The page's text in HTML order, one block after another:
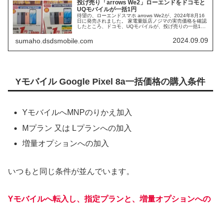
投げ売り「arrows We2」ローエンドをドコモと
UQモバイルが一括1円
待望の、ローエンドスマホ arrows We2が、2024年8月16
日に発売されました。 家電量販店ノジマの実売価格を確認
したところ、ドコモ、UQモバイルが、投げ売りの一括1円
に、使い勝手の良いスマホが、投げ売りでの販売となって
います。
sumaho.dsdsmobile.com 2024.09.09
Yモバイル Google Pixel 8a一括価格の購入条件
YモバイルへMNPのりかえ加入
Mプラン 又は Lプランへの加入
増量オプションへの加入
いつもと同じ条件が並んでいます。
Yモバイルへ転入し、指定プランと、増量オプションへの